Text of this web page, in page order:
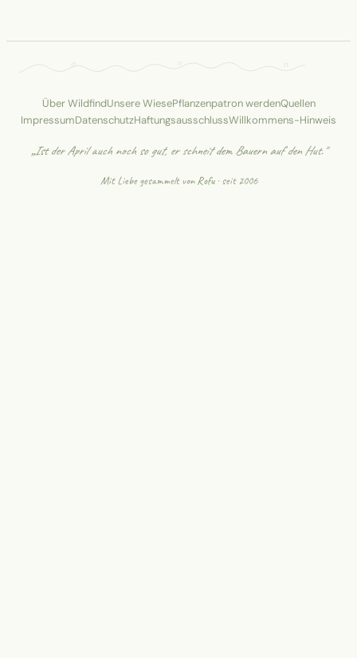
Über WildfindUnsere WiesePflanzenpatron werdenQuellen
ImpressumDatenschutzHaftungsausschlussWillkommens-Hinweis
„Ist der April auch noch so gut, er schneit dem Bauern auf den Hut."
Mit Liebe gesammelt vonRofu· seit 2006